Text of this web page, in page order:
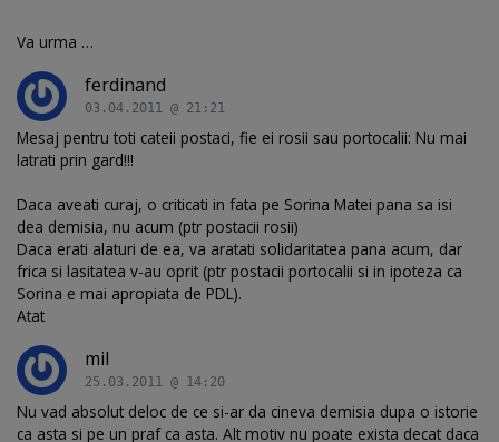
Va urma …
ferdinand
03.04.2011 @ 21:21
Mesaj pentru toti cateii postaci, fie ei rosii sau portocalii: Nu mai
latrati prin gard!!!
Daca aveati curaj, o criticati in fata pe Sorina Matei pana sa isi
dea demisia, nu acum (ptr postacii rosii)
Daca erati alaturi de ea, va aratati solidaritatea pana acum, dar
frica si lasitatea v-au oprit (ptr postacii portocalii si in ipoteza ca
Sorina e mai apropiata de PDL).
Atat
mil
25.03.2011 @ 14:20
Nu vad absolut deloc de ce si-ar da cineva demisia dupa o istorie
ca asta si pe un praf ca asta. Alt motiv nu poate exista decat daca